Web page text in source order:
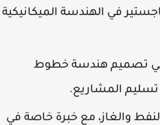
في الهندسة الميكانيكية
عن 15 سنة في تصميم هندسة خطوط
المشاريع.
والغاز، مع خبرة خاصة في